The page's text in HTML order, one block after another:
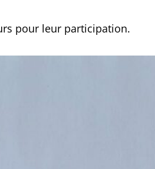
pour leur participation.